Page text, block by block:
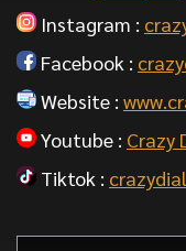
Instagram :
Facebook :
Website :
Youtube : Crazy
Tiktok : crazydial